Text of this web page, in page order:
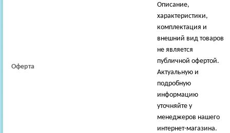
Оферта
Описание,
характеристики,
комплектация и
внешний вид товаров
не является
публичной офертой.
Актуальную и
подробную
информацию
уточняйте у
менеджеров нашего
интернет-магазина.